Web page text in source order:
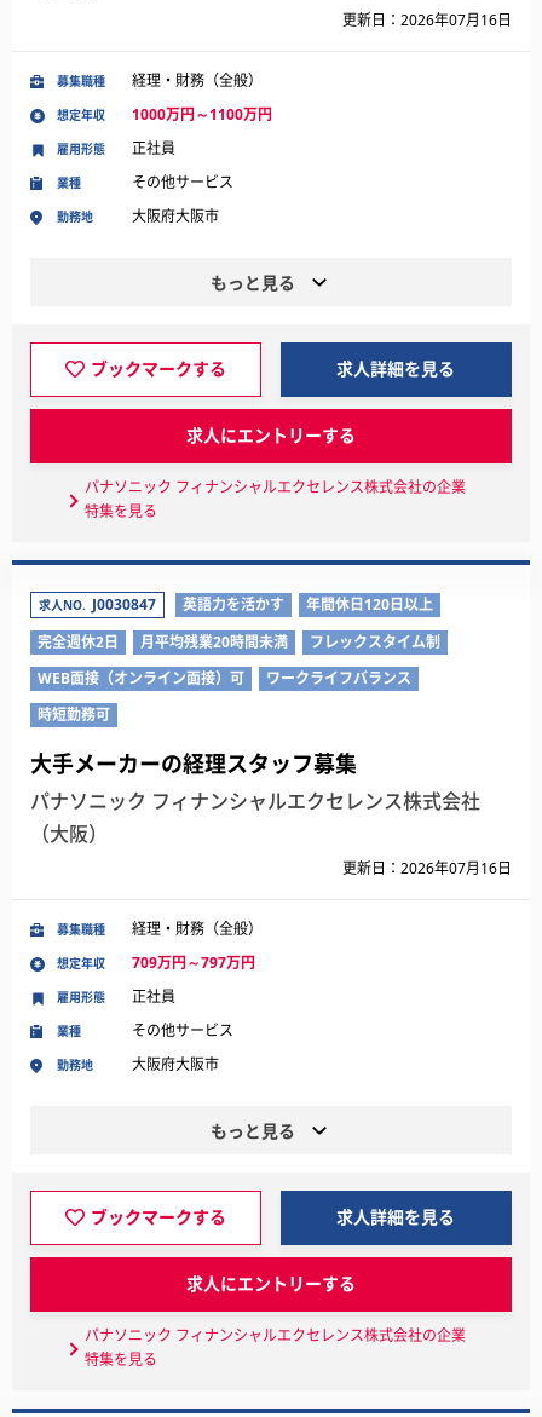
更新日：2026年07月16日
募集職種 経理・財務（全般）
想定年収 1000万円～1100万円
業種 その他サービス
勤務地 大阪府大阪市
雇用形態 正社員
もっと見る
ブックマークする 求人詳細を見る
求人にエントリーする
パナソニック フィナンシャルエクセレンス株式会社の企業
特集を見る
求人NO. J0030847 英語力を活かす
年間休日120日以上
完全週休2日
月平均残業20時間未満
フレックスタイム制
WEB面接（オンライン面接）可
ワークライフバランス
時短勤務可
大手メーカーの経理スタッフ募集
パナソニック フィナンシャルエクセレンス株式会社
（大阪）
更新日：2026年07月16日
募集職種 経理・財務（全般）
想定年収 709万円～797万円
業種 その他サービス
勤務地 大阪府大阪市
雇用形態 正社員
もっと見る
ブックマークする 求人詳細を見る
求人にエントリーする
パナソニック フィナンシャルエクセレンス株式会社の企業
特集を見る